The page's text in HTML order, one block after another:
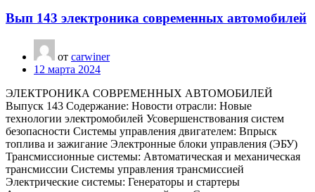
Вып 143 электроника современных автомобилей
от carwiner
12 марта 2024
ЭЛЕКТРОНИКА СОВРЕМЕННЫХ АВТОМОБИЛЕЙ
Выпуск 143 Содержание: Новости отрасли: Новые
технологии электромобилей Усовершенствования систем
безопасности Системы управления двигателем: Впрыск
топлива и зажигание Электронные блоки управления (ЭБУ)
Трансмиссионные системы: Автоматическая и механическая
трансмиссии Системы управления трансмиссией
Электрические системы: Генераторы и стартеры